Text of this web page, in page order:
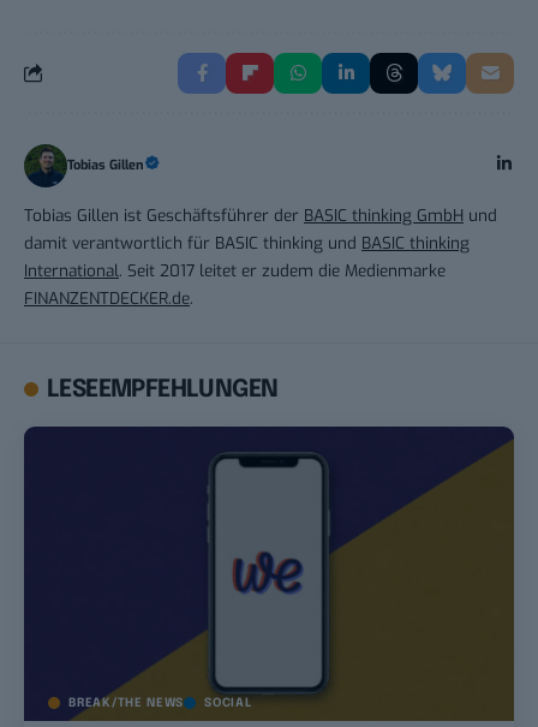
Tobias Gillen
Tobias Gillen ist Geschäftsführer der BASIC thinking GmbH und
damit verantwortlich für BASIC thinking und BASIC thinking
International. Seit 2017 leitet er zudem die Medienmarke
FINANZENTDECKER.de.
LESEEMPFEHLUNGEN
BREAK/THE NEWS SOCIAL